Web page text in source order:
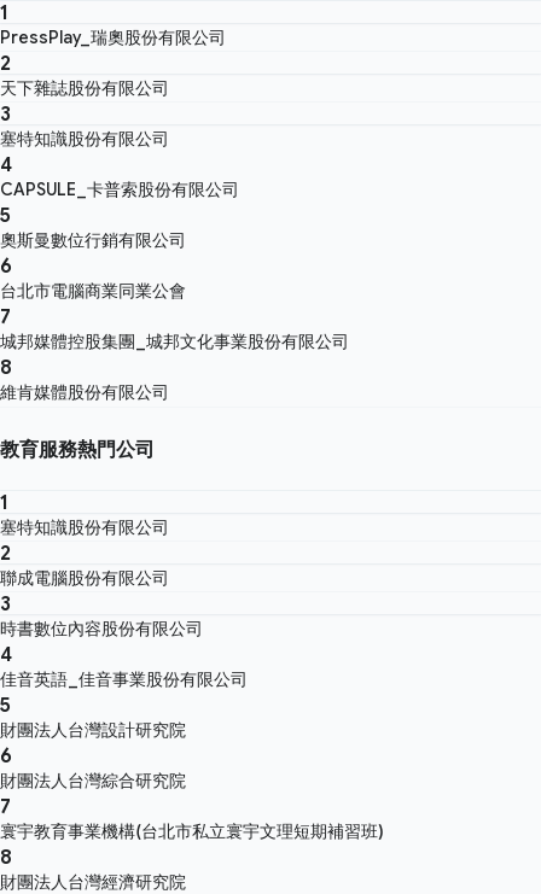
1
PressPlay_瑞奧股份有限公司
2
天下雜誌股份有限公司
3
塞特知識股份有限公司
4
CAPSULE_卡普索股份有限公司
5
奧斯曼數位行銷有限公司
6
台北市電腦商業同業公會
7
城邦媒體控股集團_城邦文化事業股份有限公司
8
維肯媒體股份有限公司
教育服務熱門公司
1
塞特知識股份有限公司
2
聯成電腦股份有限公司
3
時書數位內容股份有限公司
4
佳音英語_佳音事業股份有限公司
5
財團法人台灣設計研究院
6
財團法人台灣綜合研究院
7
寰宇教育事業機構(台北市私立寰宇文理短期補習班)
8
財團法人台灣經濟研究院